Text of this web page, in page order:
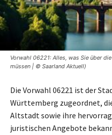
Vorwahl 06221: Alles, was Sie über
müssen | © Saarland Aktuell)
Die Vorwahl 06221 ist der
Württemberg zugeordnet,
Altstadt sowie ihre
juristischen Angebote